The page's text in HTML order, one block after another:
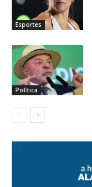
Esportes
Política